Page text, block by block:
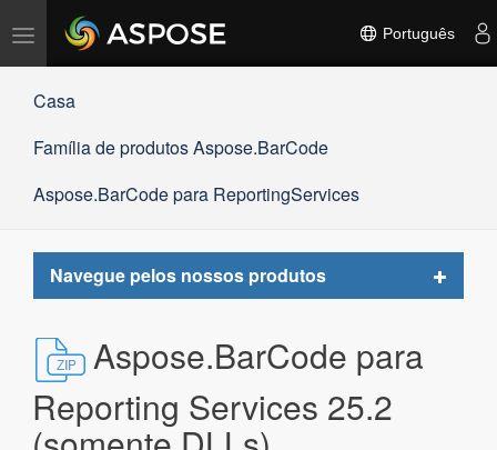
Alternar
navegação
Português
Casa
Família de produtos Aspose.BarCode
Aspose.BarCode para ReportingServices
Navegue pelos nossos produtos
Toggle
Aspose.BarCode para
Reporting Services 25.2